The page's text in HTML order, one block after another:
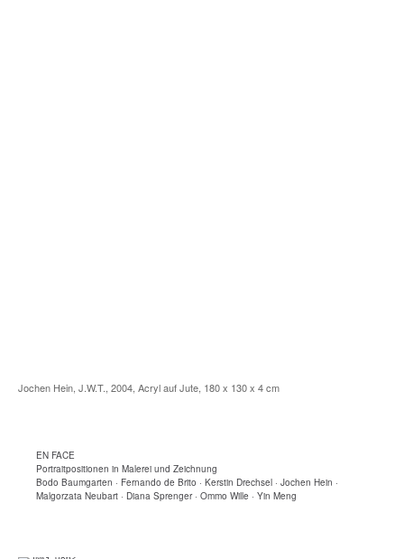
Jochen Hein, J.W.T., 2004, Acryl auf Jute, 180 x 130 x 4 cm
EN FACE
Portraitpositionen in Malerei und Zeichnung
Bodo Baumgarten · Fernando de Brito · Kerstin Drechsel · Jochen Hein ·
Malgorzata Neubart · Diana Sprenger · Ommo Wille · Yin Meng